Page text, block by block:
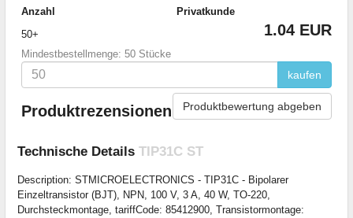
Anzahl
Privatkunde
50+
1.04 EUR
Mindestbestellmenge: 50 Stücke
kaufen
Produktrezensionen Produktbewertung abgeben
Technische Details TIP31C ST
Description: STMICROELECTRONICS - TIP31C - Bipolarer
Einzeltransistor (BJT), NPN, 100 V, 3 A, 40 W, TO-220,
Durchsteckmontage, tariffCode: 85412900, Transistormontage: